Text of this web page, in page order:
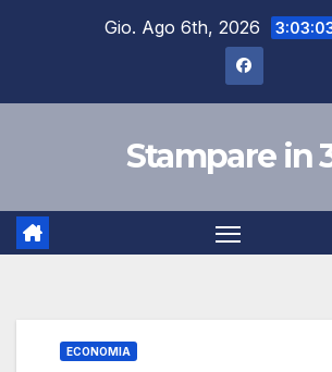
Gio. Ago 6th, 2026
Stampare in
ECONOMIA